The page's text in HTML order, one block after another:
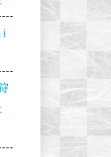
i